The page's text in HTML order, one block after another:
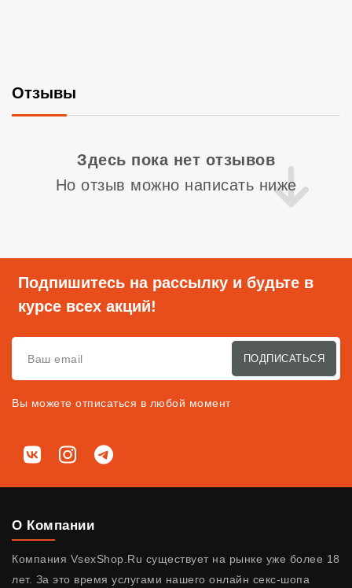
Отзывы
Здесь пока нет отзывов
Но отзыв можно написать ниже
Подпишитесь на рассылку и будьте в
курсе всех акций!
ПОДПИСАТЬСЯ
Вы можете отписаться в любой момент
Мы в соц. сетях
ВКонтактеInstagramTelegram
О Компании
Компания VsexShop.Ru существует на рынке уже более 18
лет. За это время услугами нашего онлайн секс-шопа